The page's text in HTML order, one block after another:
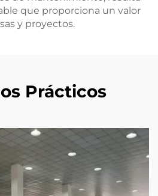
que proporciona un valor
y proyectos.
Prácticos